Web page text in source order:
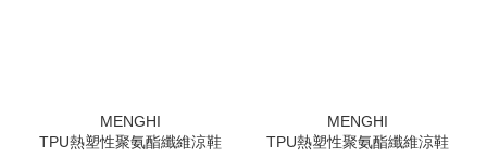
TPU熱塑性聚氨酯纖維涼鞋 TPU熱塑性聚氨酯纖維涼鞋